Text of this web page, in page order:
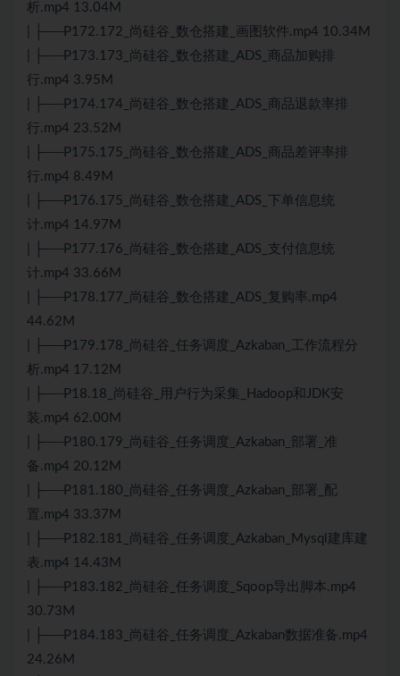
析.mp4 13.04M
| ├──P172.172_尚硅谷_数仓搭建_画图软件.mp4 10.34M
| ├──P173.173_尚硅谷_数仓搭建_ADS_商品加购排
行.mp4 3.95M
| ├──P174.174_尚硅谷_数仓搭建_ADS_商品退款率排
行.mp4 23.52M
| ├──P175.175_尚硅谷_数仓搭建_ADS_商品差评率排
行.mp4 8.49M
| ├──P176.175_尚硅谷_数仓搭建_ADS_下单信息统
计.mp4 14.97M
| ├──P177.176_尚硅谷_数仓搭建_ADS_支付信息统
计.mp4 33.66M
| ├──P178.177_尚硅谷_数仓搭建_ADS_复购率.mp4
44.62M
| ├──P179.178_尚硅谷_任务调度_Azkaban_工作流程分
析.mp4 17.12M
| ├──P18.18_尚硅谷_用户行为采集_Hadoop和JDK安
装.mp4 62.00M
| ├──P180.179_尚硅谷_任务调度_Azkaban_部署_准
备.mp4 20.12M
| ├──P181.180_尚硅谷_任务调度_Azkaban_部署_配
置.mp4 33.37M
| ├──P182.181_尚硅谷_任务调度_Azkaban_Mysql建库建
表.mp4 14.43M
| ├──P183.182_尚硅谷_任务调度_Sqoop导出脚本.mp4
30.73M
| ├──P184.183_尚硅谷_任务调度_Azkaban数据准备.mp4
24.26M